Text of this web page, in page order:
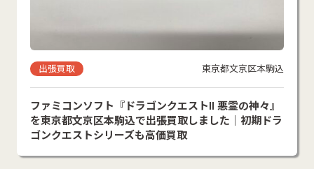
出張買取 東京都文京区本駒込
ファミコンソフト『ドラゴンクエストII 悪霊の神々』
を東京都文京区本駒込で出張買取しました｜初期ドラ
ゴンクエストシリーズも高価買取